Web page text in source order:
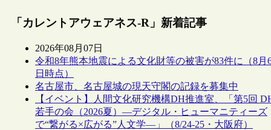
「カレントアウェアネス-R」新着記事
2026年08月07日
令和8年熊本地震による文化財等の被害が83件に（8月
日時点）
名古屋市、名古屋城の現天守閣の記録を募集中
【イベント】人間文化研究機構DH推進室、「第5回
若手の会（2026夏）―デジタル・ヒューマニティーズ
で“繋がる×広がる”人文学―」（8/24-25・大阪府）